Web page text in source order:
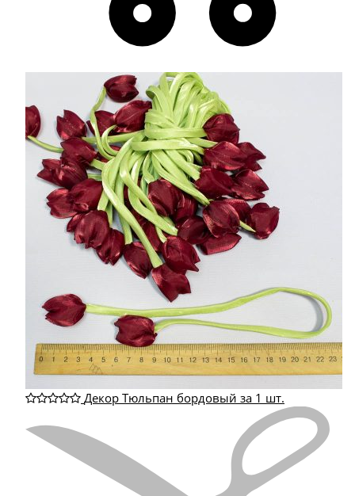
Декор Тюльпан бордовый за 1 шт.